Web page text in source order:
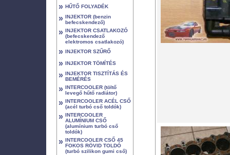
» HŰTŐ FOLYADÉK
» INJEKTOR (benzin
befecskendező)
» INJEKTOR CSATLAKOZÓ
(befecskendező
elektromos csatlakozó)
» INJEKTOR SZŰRŐ
» INJEKTOR TÖMÍTÉS
» INJEKTOR TISZTÍTÁS ÉS
BEMÉRÉS
» INTERCOOLER (töltő
levegő hűtő radiátor)
» INTERCOOLER ACÉL CSŐ
(acél turbó cső toldók)
» INTERCOOLER
ALUMÍNIUM CSŐ
(alumínium turbó cső
toldók)
» INTERCOOLER CSŐ 45
FOKOS RÖVID TOLDÓ
(turbó szilikon gumi cső)